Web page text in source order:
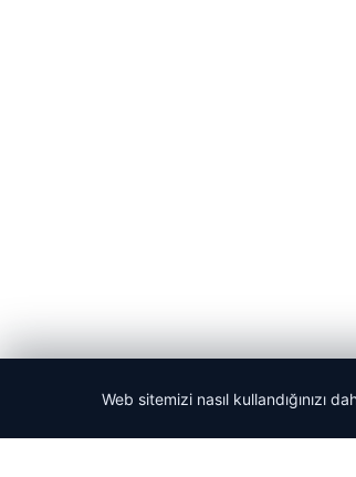
Web sitemizi nasıl kullandığınızı